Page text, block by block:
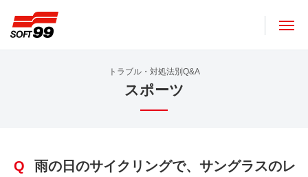
トラブル・対処法別Q&A
スポーツ
Q
雨の日のサイクリングで、サングラスのレ